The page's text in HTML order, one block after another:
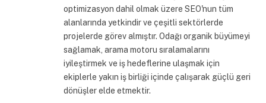
optimizasyon dahil olmak üzere SEO'nun tüm
alanlarında yetkindir ve çeşitli sektörlerde
projelerde görev almıştır. Odağı organik büyümeyi
sağlamak, arama motoru sıralamalarını
iyileştirmek ve iş hedeflerine ulaşmak için
ekiplerle yakın iş birliği içinde çalışarak güçlü geri
dönüşler elde etmektir.